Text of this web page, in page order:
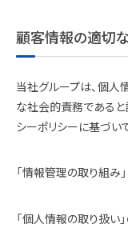
顧客情報の適切
当社グループは、個
な社会的責務であると
シーポリシーに基づい
「情報管理の取り組み
「個人情報の取り扱い